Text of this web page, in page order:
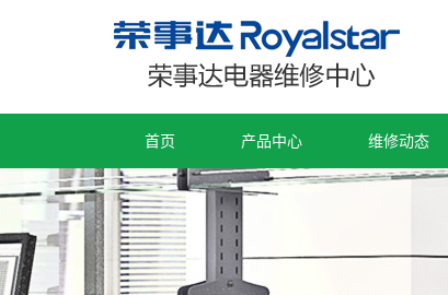
首页 产品中心 维修动态